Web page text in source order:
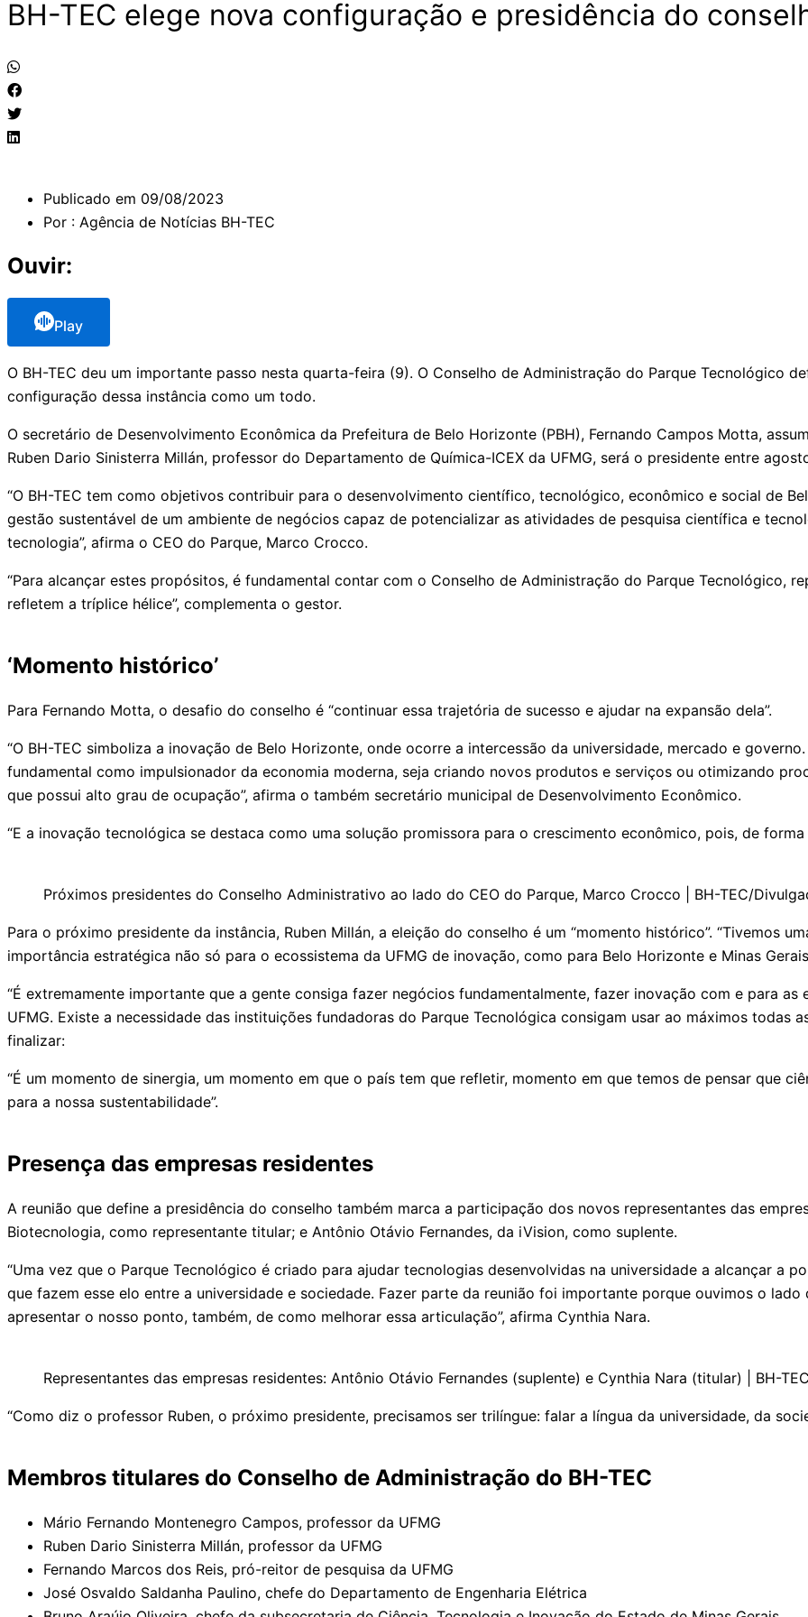
BH-TEC elege nova configuração e presidência do
Publicado em 09/08/2023
Por : Agência de Notícias BH-TEC
Ouvir:
Play
O BH-TEC deu um importante passo nesta quarta-feira (9). O Conselho de Administração do Parque Tecnológico
configuração dessa instância como um todo.
O secretário de Desenvolvimento Econômica da Prefeitura de Belo Horizonte (PBH), Fernando Campos Motta,
Ruben Dario Sinisterra Millán, professor do Departamento de Química-ICEX da UFMG, será o presidente entre
“O BH-TEC tem como objetivos contribuir para o desenvolvimento científico, tecnológico, econômico e social de
gestão sustentável de um ambiente de negócios capaz de potencializar as atividades de pesquisa científica e
tecnologia”, afirma o CEO do Parque, Marco Crocco.
“Para alcançar estes propósitos, é fundamental contar com o Conselho de Administração do Parque Tecnológico,
refletem a tríplice hélice”, complementa o gestor.
‘Momento histórico’
Para Fernando Motta, o desafio do conselho é “continuar essa trajetória de sucesso e ajudar na expansão dela”.
“O BH-TEC simboliza a inovação de Belo Horizonte, onde ocorre a intercessão da universidade, mercado e
fundamental como impulsionador da economia moderna, seja criando novos produtos e serviços ou otimizando
que possui alto grau de ocupação”, afirma o também secretário municipal de Desenvolvimento Econômico.
“E a inovação tecnológica se destaca como uma solução promissora para o crescimento econômico, pois, de
Próximos presidentes do Conselho Administrativo ao lado do CEO do Parque, Marco Crocco | BH-TEC/
Para o próximo presidente da instância, Ruben Millán, a eleição do conselho é um “momento histórico”. “Tivemos
importância estratégica não só para o ecossistema da UFMG de inovação, como para Belo Horizonte e Minas
“É extremamente importante que a gente consiga fazer negócios fundamentalmente, fazer inovação com e para
UFMG. Existe a necessidade das instituições fundadoras do Parque Tecnológica consigam usar ao máximos todas
finalizar:
“É um momento de sinergia, um momento em que o país tem que refletir, momento em que temos de pensar que
para a nossa sustentabilidade”.
Presença das empresas residentes
A reunião que define a presidência do conselho também marca a participação dos novos representantes das
Biotecnologia, como representante titular; e Antônio Otávio Fernandes, da iVision, como suplente.
“Uma vez que o Parque Tecnológico é criado para ajudar tecnologias desenvolvidas na universidade a alcançar a
que fazem esse elo entre a universidade e sociedade. Fazer parte da reunião foi importante porque ouvimos o
apresentar o nosso ponto, também, de como melhorar essa articulação”, afirma Cynthia Nara.
Representantes das empresas residentes: Antônio Otávio Fernandes (suplente) e Cynthia Nara (titular) | BH-
“Como diz o professor Ruben, o próximo presidente, precisamos ser trilíngue: falar a língua da universidade, da
Membros titulares do Conselho de Administração do BH-TEC
Mário Fernando Montenegro Campos, professor da UFMG
Ruben Dario Sinisterra Millán, professor da UFMG
Fernando Marcos dos Reis, pró-reitor de pesquisa da UFMG
José Osvaldo Saldanha Paulino, chefe do Departamento de Engenharia Elétrica